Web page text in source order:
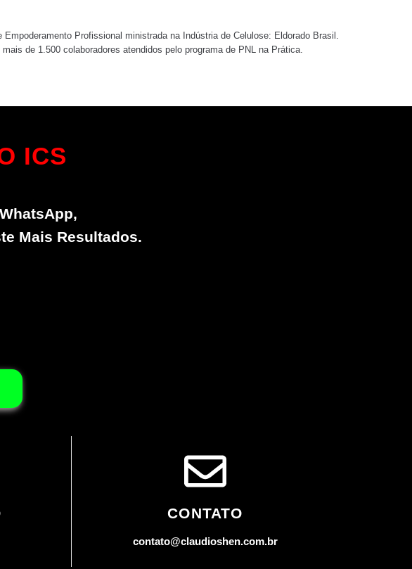
Empoderamento Profissional ministrada na Indústria de Celulose: Eldorado Brasil.
mais de 1.500 colaboradores atendidos pelo programa de PNL na Prática.
ICS
Mais Resultados.
CONTATO
contato@claudioshen.com.br